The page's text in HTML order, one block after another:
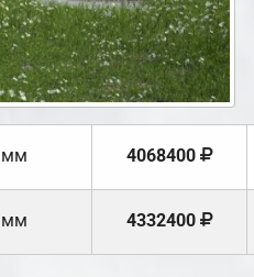
мм 4068400
мм 4332400